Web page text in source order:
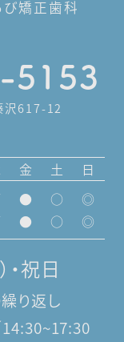
び矯正歯科
5153
沢617-12
金 土
日
● ○
◎
● ○ ◎
・祝日
り返し
14:30~17:30